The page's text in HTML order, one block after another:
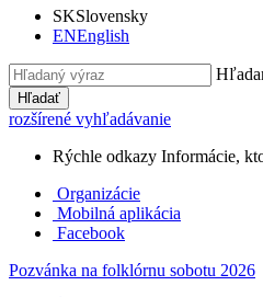
SKSlovensky
ENEnglish
Hľadať
rozšírené vyhľadávanie
Rýchle odkazy Informácie,
Organizácie
Mobilná aplikácia
Facebook
Pozvánka na folklórnu sobotu 2026